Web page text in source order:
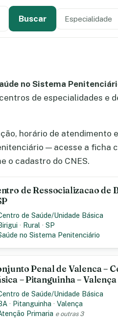
Buscar Especialidade
Tipo de unidade
no Sistema
de especialidades e
horário de atendimento
— acesse a ficha
o cadastro do CNES.
de Ressocializacao de
de Saúde/Unidade Básica
· Rural ·SP
no Sistema Penitenciário
Penal de Valenca –
– Pitanguinha – Valença
de Saúde/Unidade Básica
· Pitanguinha ·Valença
Primaria e outras 3